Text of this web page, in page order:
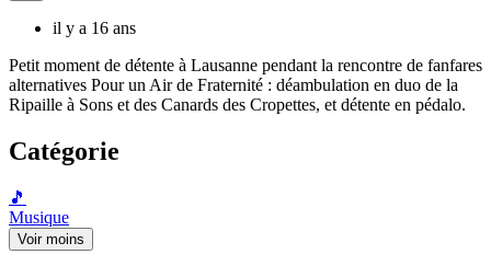
il y a 16 ans
Petit moment de détente à Lausanne pendant la rencontre de fanfares
alternatives Pour un Air de Fraternité : déambulation en duo de la
Ripaille à Sons et des Canards des Cropettes, et détente en pédalo.
Catégorie
🎵
Musique
Voir moins